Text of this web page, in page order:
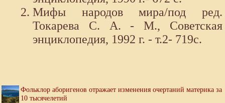
Мифы народов мира/под ред.
Токарева С. А. - М., Советская
энциклопедия, 1992 г. - т.2- 719с.
Фольклор аборигенов отражает изменения очертаний материка за
10 тысячелетий